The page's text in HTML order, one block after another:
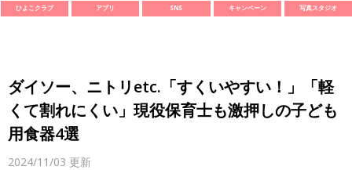
ひよこクラブ アプリ SNS キャンペーン 写真スタジオ
ダイソー、ニトリetc.「すくいやすい！」「軽
くて割れにくい」現役保育士も激押しの子ども
用食器4選
2024/11/03 更新